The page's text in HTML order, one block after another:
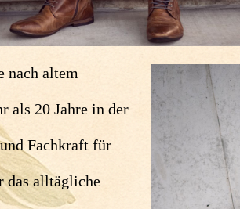
nach altem
als 20 Jahre in der
Fachkraft für
das alltägliche